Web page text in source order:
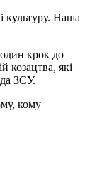
культуру. Наша
крок до
козацтва, які
ЗСУ.
кому